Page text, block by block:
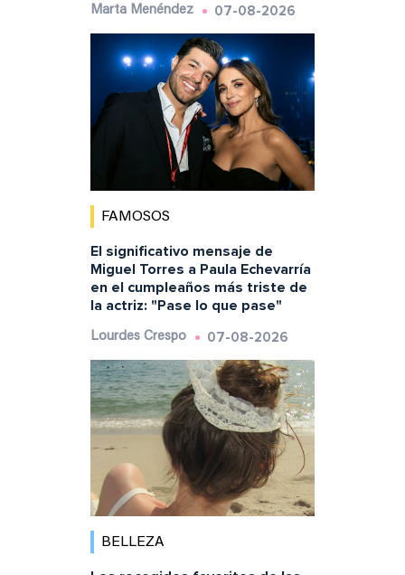
Marta Menéndez 07-08-2026
FAMOSOS
El significativo mensaje de
Miguel Torres a Paula Echevarría
en el cumpleaños más triste de
la actriz: "Pase lo que pase"
Lourdes Crespo 07-08-2026
BELLEZA